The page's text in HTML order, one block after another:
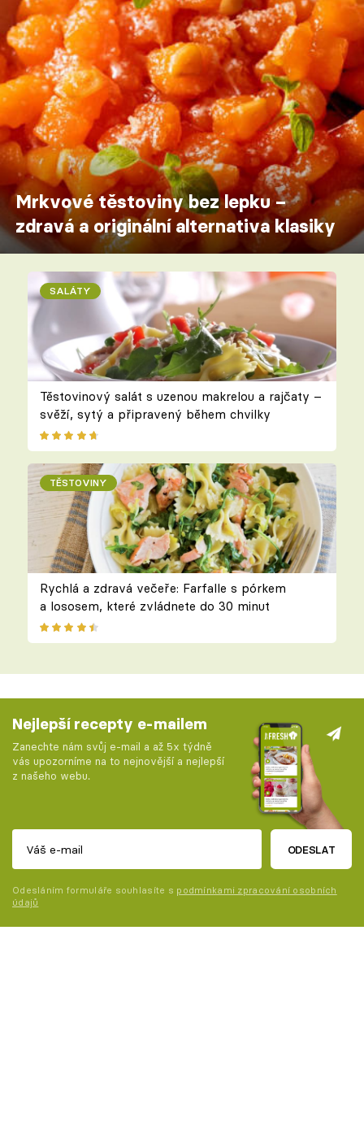
Mrkvové těstoviny bez lepku –
zdravá a originální alternativa klasiky
SALÁTY
Těstovinový salát s uzenou makrelou a rajčaty –
svěží, sytý a připravený během chvilky
TĚSTOVINY
Rychlá a zdravá večeře: Farfalle s pórkem
a lososem, které zvládnete do 30 minut
Nejlepší recepty e-mailem
Zanechte nám svůj e-mail a až 5x týdně
vás upozorníme na to nejnovější a nejlepší
z našeho webu.
ODESLAT
Odesláním formuláře souhlasíte s podmínkami zpracování osobních
údajů